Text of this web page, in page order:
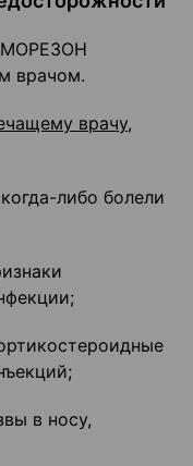
МОРЕЗОН
врачом.
врачу,
либо болели
в носу,